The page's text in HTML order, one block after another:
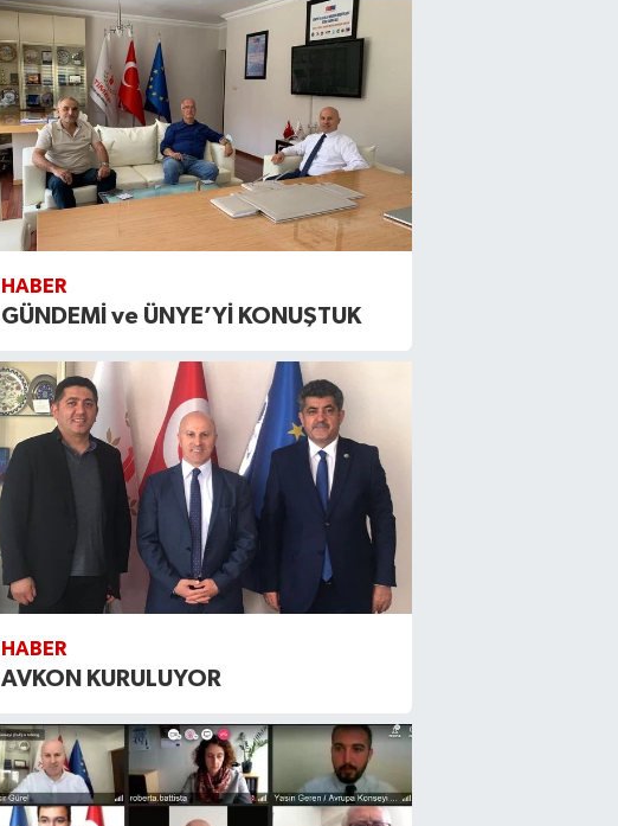
HABER
GÜNDEMİ ve ÜNYE’Yİ KONUŞTUK
HABER
AVKON KURULUYOR